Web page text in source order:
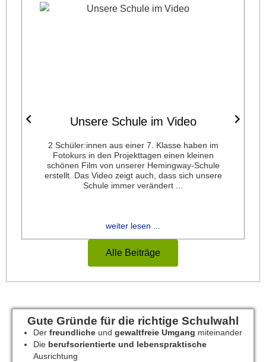
Unsere Schule im Video
2 Schüler:innen aus einer 7. Klasse haben im
Fotokurs in den Projekttagen einen kleinen
schönen Film von unserer Hemingway-Schule
erstellt. Das Video zeigt auch, dass sich unsere
Schule immer verändert ...
weiter lesen ...
Alle Beiträge
Gute Gründe für die richtige Schulwahl
Der freundliche und gewaltfreie Umgang miteinander
Die berufsorientierte und lebenspraktische
Ausrichtung